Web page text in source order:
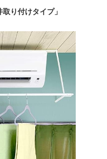
り付けタイプ」